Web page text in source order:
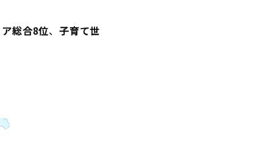
総合8位、子育て世